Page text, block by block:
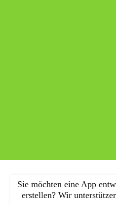
Sie möchten eine App
erstellen? Wir